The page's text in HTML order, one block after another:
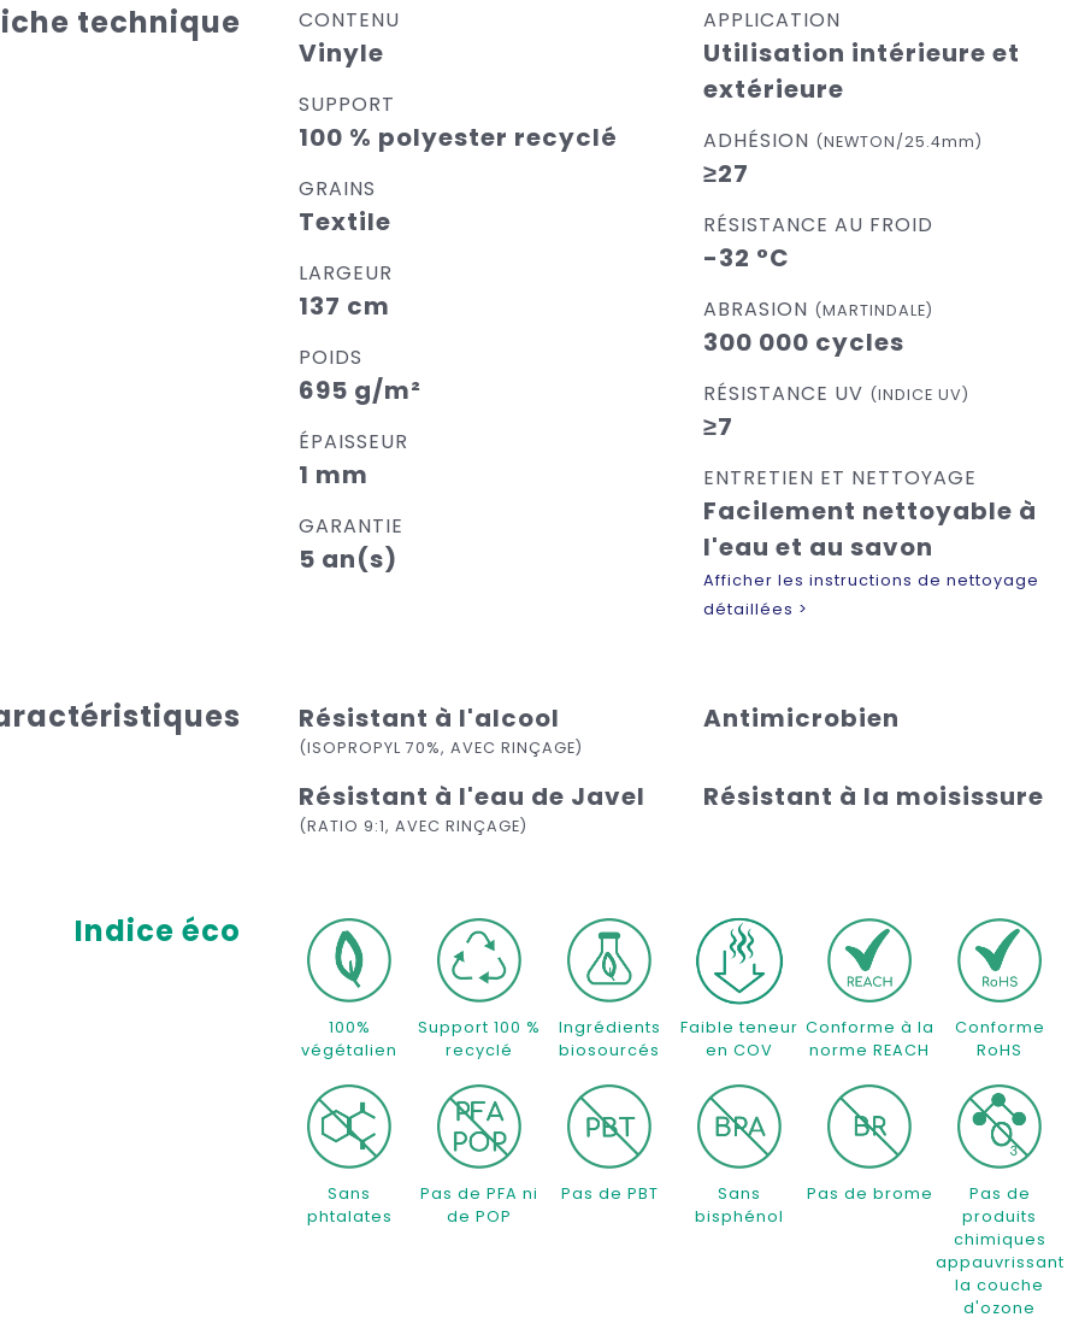
technique CONTENU
Vinyle
SUPPORT
100 % polyester recyclé
GRAINS
Textile
LARGEUR
137 cm
POIDS
695 g/m²
ÉPAISSEUR
1 mm
GARANTIE
5 an(s)
APPLICATION
Utilisation intérieure et
extérieure
ADHÉSION (NEWTON/25.4mm)
≥27
RÉSISTANCE AU FROID
-32 °C
ABRASION (MARTINDALE)
300 000 cycles
RÉSISTANCE UV (INDICE UV)
≥7
ENTRETIEN ET NETTOYAGE
Facilement nettoyable à
l'eau et au savon
Afficher les instructions de nettoyage
détaillées >
Résistant à l'alcool
(ISOPROPYL 70%, AVEC RINÇAGE)
Antimicrobien
Résistant à l'eau de Javel
(RATIO 9:1, AVEC RINÇAGE)
Résistant à la moisissure
Indice éco
100%
végétalien
Support 100 %
recyclé
Ingrédients
biosourcés
Faible teneur
en COV
Conforme à la
norme REACH
Conforme
RoHS
Sans
phtalates
Pas de PFA ni
de POP
Pas de PBT
Sans
bisphénol
Pas de brome
Pas de
produits
chimiques
appauvrissant
la couche
d'ozone